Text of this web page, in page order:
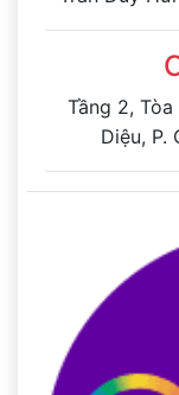
Tầng 2, Tòa
Diệu, P.